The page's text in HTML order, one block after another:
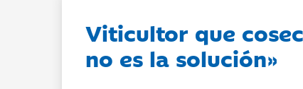
Viticultor que
no es la solución»